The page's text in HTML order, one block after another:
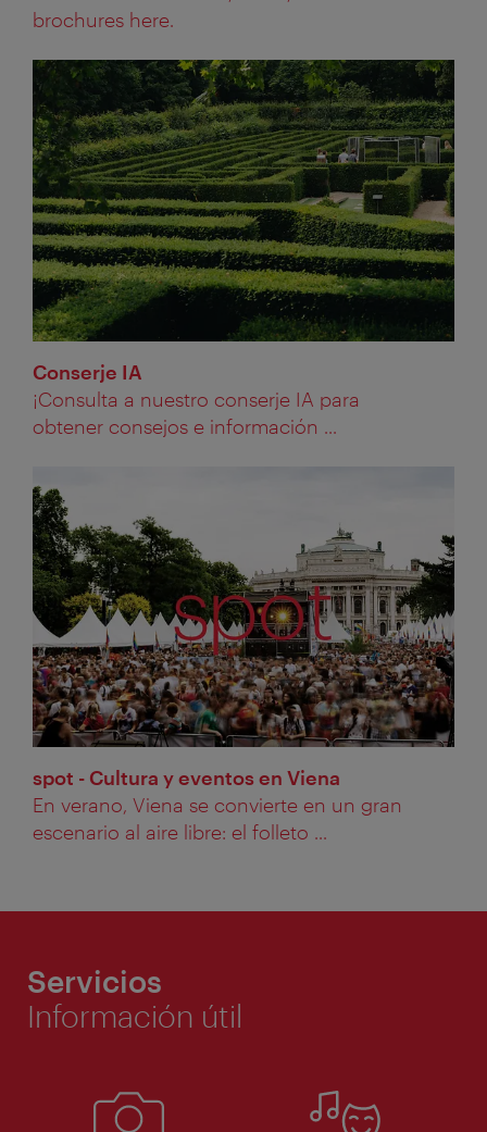
brochures here.
Conserje IA
¡Consulta a nuestro conserje IA para
obtener consejos e información ...
spot - Cultura y eventos en Viena
En verano, Viena se convierte en un gran
escenario al aire libre: el folleto ...
Servicios
Información útil